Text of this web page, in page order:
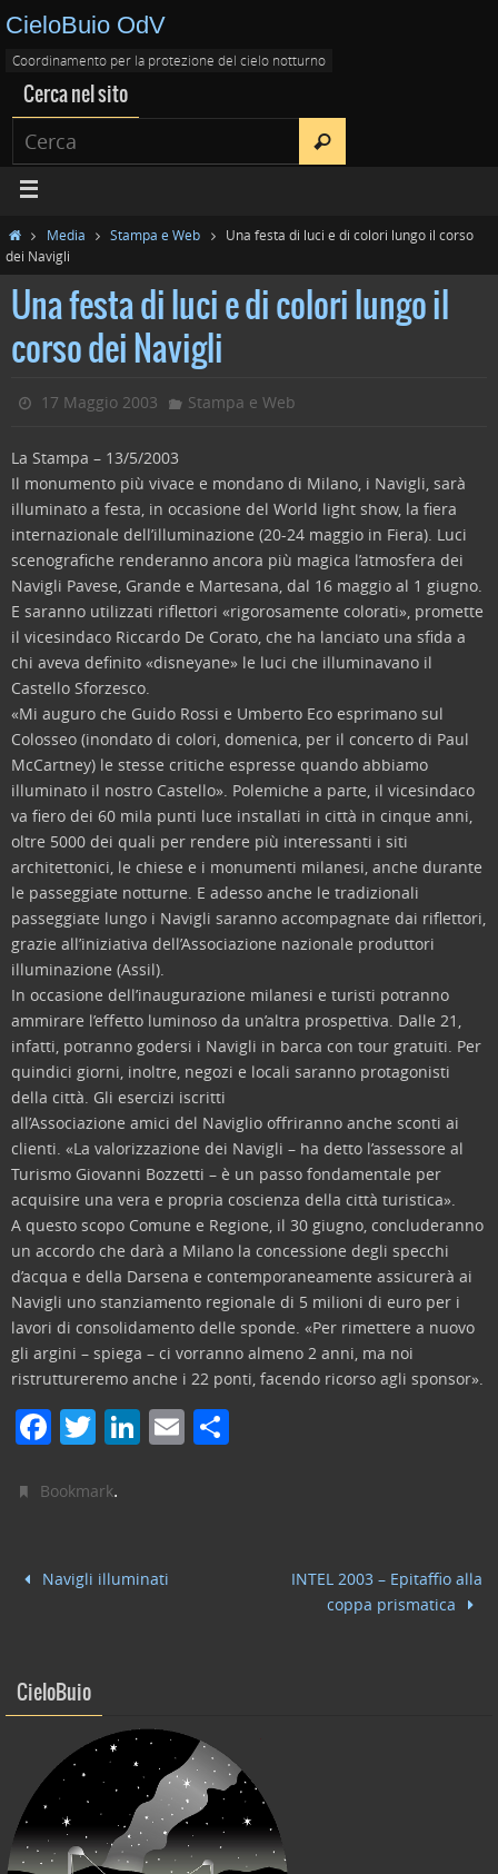
CieloBuio OdV
Coordinamento per la protezione del cielo notturno
Cerca nel sito
Media Stampa e Web
Una festa di luci e di colori lungo il corso
dei Navigli
Una festa di luci e di colori lungo il
corso dei Navigli
17 Maggio 2003 Stampa e Web
La Stampa – 13/5/2003
Il monumento più vivace e mondano di Milano, i Navigli, sarà
illuminato a festa, in occasione del World light show, la fiera
internazionale dell’illuminazione (20-24 maggio in Fiera). Luci
scenografiche renderanno ancora più magica l’atmosfera dei
Navigli Pavese, Grande e Martesana, dal 16 maggio al 1 giugno.
E saranno utilizzati riflettori «rigorosamente colorati», promette
il vicesindaco Riccardo De Corato, che ha lanciato una sfida a
chi aveva definito «disneyane» le luci che illuminavano il
Castello Sforzesco.
«Mi auguro che Guido Rossi e Umberto Eco esprimano sul
Colosseo (inondato di colori, domenica, per il concerto di Paul
McCartney) le stesse critiche espresse quando abbiamo
illuminato il nostro Castello». Polemiche a parte, il vicesindaco
va fiero dei 60 mila punti luce installati in città in cinque anni,
oltre 5000 dei quali per rendere più interessanti i siti
architettonici, le chiese e i monumenti milanesi, anche durante
le passeggiate notturne. E adesso anche le tradizionali
passeggiate lungo i Navigli saranno accompagnate dai riflettori,
grazie all’iniziativa dell’Associazione nazionale produttori
illuminazione (Assil).
In occasione dell’inaugurazione milanesi e turisti potranno
ammirare l’effetto luminoso da un’altra prospettiva. Dalle 21,
infatti, potranno godersi i Navigli in barca con tour gratuiti. Per
quindici giorni, inoltre, negozi e locali saranno protagonisti
della città. Gli esercizi iscritti
all’Associazione amici del Naviglio offriranno anche sconti ai
clienti. «La valorizzazione dei Navigli – ha detto l’assessore al
Turismo Giovanni Bozzetti – è un passo fondamentale per
acquisire una vera e propria coscienza della città turistica».
A questo scopo Comune e Regione, il 30 giugno, concluderanno
un accordo che darà a Milano la concessione degli specchi
d’acqua e della Darsena e contemporaneamente assicurerà ai
Navigli uno stanziamento regionale di 5 milioni di euro per i
lavori di consolidamento delle sponde. «Per rimettere a nuovo
gli argini – spiega – ci vorranno almeno 2 anni, ma noi
ristruttureremo anche i 22 ponti, facendo ricorso agli sponsor».
F
c
b
k
T
itt
Li
dI
E
Bookmark.
Navigli illuminati
INTEL 2003 – Epitaffio alla
coppa prismatica
CieloBuio